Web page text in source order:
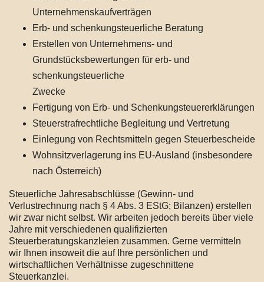
Unternehmenskaufverträgen
Erb- und schenkungsteuerliche Beratung
Erstellen von Unternehmens- und
Grundstücksbewertungen für erb- und
schenkungsteuerliche
Zwecke
Fertigung von Erb- und Schenkungsteuererklärungen
Steuerstrafrechtliche Begleitung und Vertretung
Einlegung von Rechtsmitteln gegen Steuerbescheide
Wohnsitzverlagerung ins EU-Ausland (insbesondere
nach Österreich)
Steuerliche Jahresabschlüsse (Gewinn- und
Verlustrechnung nach § 4 Abs. 3 EStG; Bilanzen) erstellen
wir zwar nicht selbst. Wir arbeiten jedoch bereits über viele
Jahre mit verschiedenen qualifizierten
Steuerberatungskanzleien zusammen. Gerne vermitteln
wir Ihnen insoweit die auf Ihre persönlichen und
wirtschaftlichen Verhältnisse zugeschnittene
Steuerkanzlei.